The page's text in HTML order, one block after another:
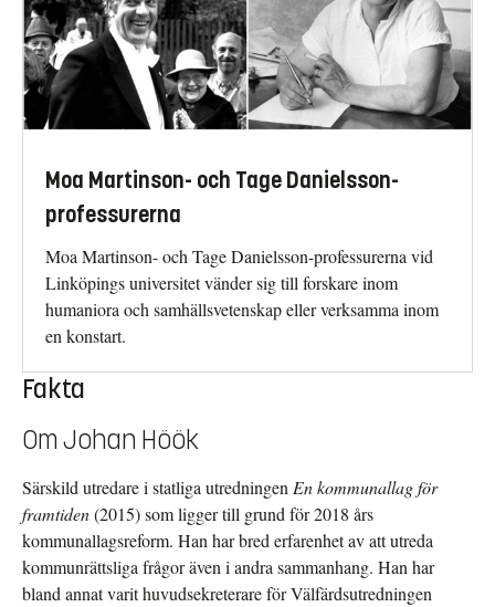
Moa Martinson- och Tage Danielsson-
professurerna
Moa Martinson- och Tage Danielsson-professurerna vid
Linköpings universitet vänder sig till forskare inom
humaniora och samhällsvetenskap eller verksamma inom
en konstart.
Fakta
Om Johan Höök
Särskild utredare i statliga utredningen En kommunallag för
framtiden(2015) som ligger till grund för 2018 års
kommunallagsreform. Han har bred erfarenhet av att utreda
kommunrättsliga frågor även i andra sammanhang. Han har
bland annat varit huvudsekreterare för Välfärdsutredningen